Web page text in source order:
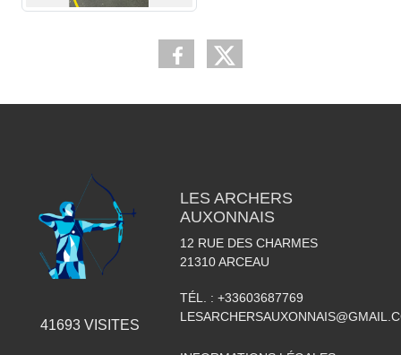
41693VISITES
LES ARCHERS
AUXONNAIS
12 RUE DES CHARMES
21310 ARCEAU
TÉL. : +33603687769